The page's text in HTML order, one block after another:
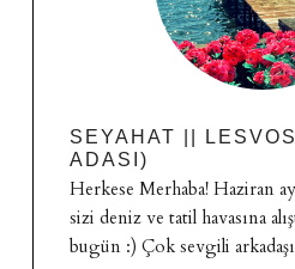
SEYAHAT ||
ADASI)
Herkese Merhaba! Haziran
sizi deniz ve tatil havasına
bugün :) Çok sevgili